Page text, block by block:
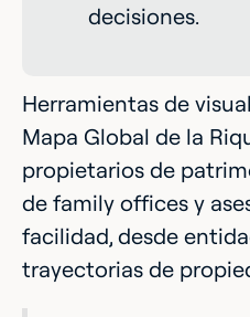
decisiones.
Herramientas de
Mapa Global de la
propietarios de
de family offices y
facilidad, desde
trayectorias de